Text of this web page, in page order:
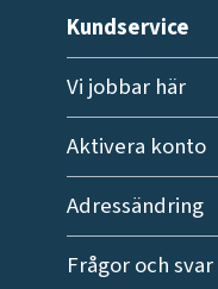
Kundservice
Vi jobbar här
Aktivera konto
Adressändring
Frågor och svar